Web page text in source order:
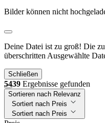
Bilder können nicht
Deine Datei ist zu groß! Die
überschritten Ausgewählte
Schließen
5439 Ergebnisse gefunden
Sortieren nach Relevanz
Sortiert nach Preis
Sortiert nach Preis